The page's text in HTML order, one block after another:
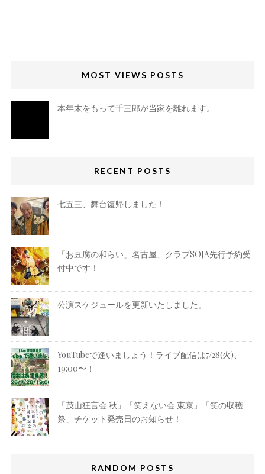
MOST VIEWS POSTS
本年末をもって千三郎が当家を離れます。
RECENT POSTS
七五三、舞台復帰しました！
「お豆腐の和らい」名古屋、クラブSOJA先行予約受
付中です！
公演スケジュールを更新いたしました。
YouTubeで逢いましょう！ライブ配信は7/28(火)、
19:00〜！
「茂山狂言会 秋」「笑えない会 東京」「笑の収穫
祭」チケット発売日のお知らせ！
RANDOM POSTS